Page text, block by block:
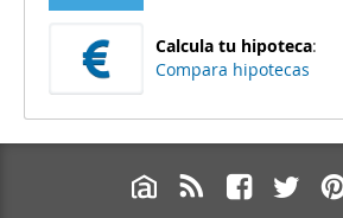
Calcula tu hipoteca:
Compara hipotecas